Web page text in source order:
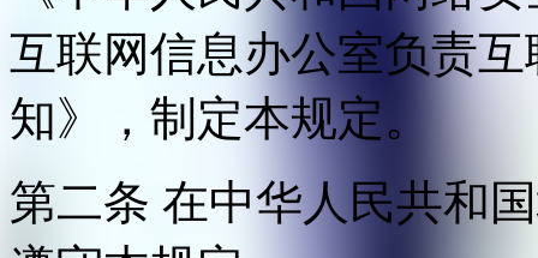
互联网信息办公室负责
知》，制定本规定。
第二条 在中华人民共和